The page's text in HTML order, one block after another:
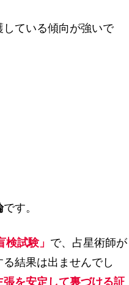
ている傾向が強いで
です。
検試験」 で、占星術師が
結果は出ませんでし
張を安定して裏づける証